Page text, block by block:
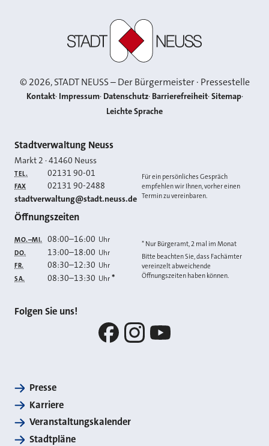
©2026, STADT NEUSS – Der Bürgermeister · Pressestelle
Kontakt Impressum Datenschutz Barrierefreiheit Sitemap
Leichte Sprache
Kontakt
Stadtverwaltung Neuss
Markt 2 ·41460 Neuss
TEL. 02131 90-01
FAX 02131 90-2488
E-MAIL
stadtverwaltung@stadt.neuss.de
Für ein persönliches Gespräch
empfehlen wir Ihnen, vorher einen
Termin zu vereinbaren.
Öffnungszeiten
MO.–MI. 08:00–16:00 Uhr
DO. 13:00–18:00 Uhr
FR. 08:30–12:30 Uhr
SA. 08:30–13:30 Uhr *
* Nur Bürgeramt, 2 mal im Monat
Bitte beachten Sie, dass Fachämter
vereinzelt abweichende
Öffnungszeiten haben können.
Folgen Sie uns!
Presse
Karriere
Veranstaltungskalender
Stadtpläne